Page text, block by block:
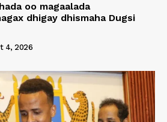
oo magaalada
dhigay dhismaha Dugsi
4, 2026